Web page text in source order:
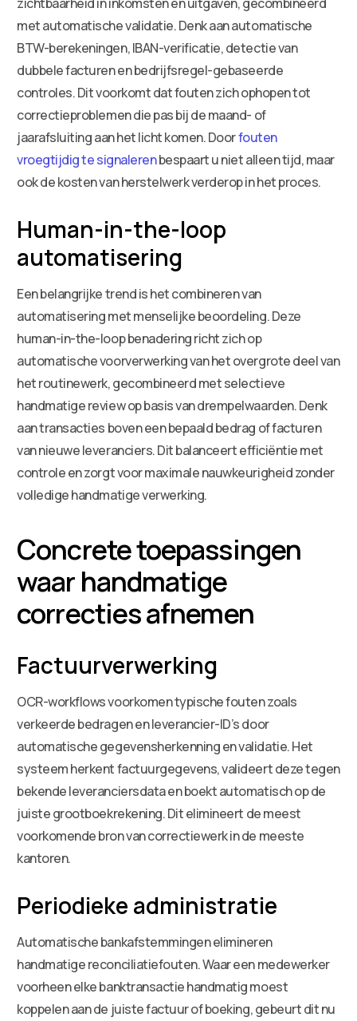
met automatische validatie. Denk aan automatische
BTW-berekeningen, IBAN-verificatie, detectie van
dubbele facturen en bedrijfsregel-gebaseerde
controles. Dit voorkomt dat fouten zich ophopen tot
correctieproblemen die pas bij de maand- of
jaarafsluiting aan het licht komen. Doorfouten
vroegtijdig te signalerenbespaart u niet alleen tijd, maar
ook de kosten van herstelwerk verderop in het proces.
Human-in-the-loop
automatisering
Een belangrijke trend is het combineren van
automatisering met menselijke beoordeling. Deze
human-in-the-loop benadering richt zich op
automatische voorverwerking van het overgrote deel van
het routinewerk, gecombineerd met selectieve
handmatige review op basis van drempelwaarden. Denk
aan transacties boven een bepaald bedrag of facturen
van nieuwe leveranciers. Dit balanceert efficiëntie met
controle en zorgt voor maximale nauwkeurigheid zonder
volledige handmatige verwerking.
Concrete toepassingen
waar handmatige
correcties afnemen
Factuurverwerking
OCR-workflows voorkomen typische fouten zoals
verkeerde bedragen en leverancier-ID’s door
automatische gegevensherkenning en validatie. Het
systeem herkent factuurgegevens, valideert deze tegen
bekende leveranciersdata en boekt automatisch op de
juiste grootboekrekening. Dit elimineert de meest
voorkomende bron van correctiewerk in de meeste
kantoren.
Periodieke administratie
Automatische bankafstemmingen elimineren
handmatige reconciliatiefouten. Waar een medewerker
voorheen elke banktransactie handmatig moest
koppelen aan de juiste factuur of boeking, gebeurt dit nu